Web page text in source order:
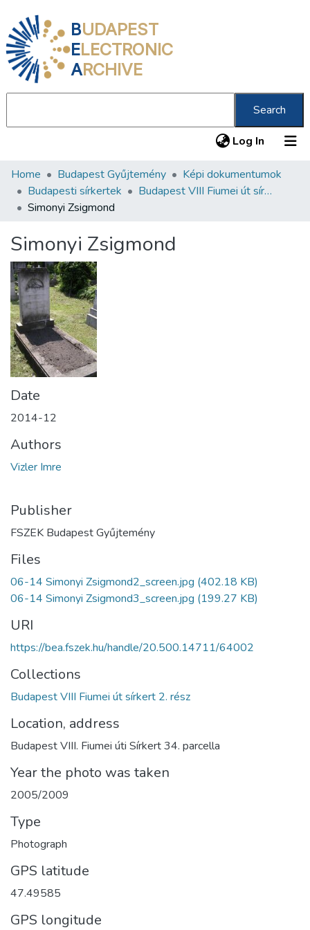
BUDAPEST
ELECTRONIC
ARCHIVE
Search
Log In (current)
Communities & Collections
All of DSpace
About us
Home Budapest Gyűjtemény
Képi dokumentumok
Budapesti sírkertek
Budapest VIII Fiumei út sírkert 2. rész
Simonyi Zsigmond
Simonyi Zsigmond
Date
2014-12
Authors
Vizler Imre
Publisher
FSZEK Budapest Gyűjtemény
Files
06-14 Simonyi Zsigmond2_screen.jpg (402.18 KB)
06-14 Simonyi Zsigmond3_screen.jpg (199.27 KB)
URI
https://bea.fszek.hu/handle/20.500.14711/64002
Collections
Budapest VIII Fiumei út sírkert 2. rész
Location, address
Budapest VIII. Fiumei úti Sírkert 34. parcella
Year the photo was taken
2005/2009
Type
Photograph
GPS latitude
47.49585
GPS longitude